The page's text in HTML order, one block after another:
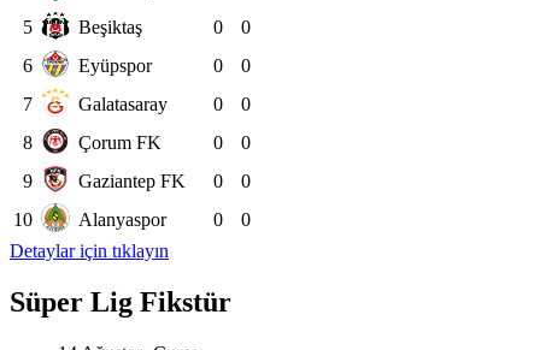
5
Beşiktaş 0
0
6
Eyüpspor 0
0
7
Galatasaray 0
0
8
Çorum FK 0
0
9
Gaziantep FK 0
0
10
Alanyaspor 0
0
Detaylar için tıklayın
Süper Lig Fikstür